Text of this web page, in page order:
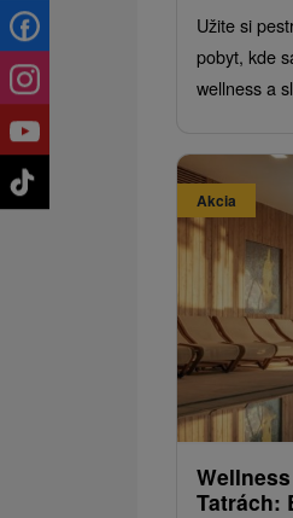
Užite si
pobyt, kde
wellness a
Akcia
Tatrách: